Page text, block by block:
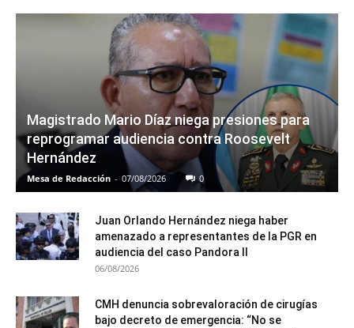
Magistrado Mario Díaz niega presiones para
reprogramar audiencia contra Roosevelt
Hernández
Mesa de Redacción - 07/08/2026 0
Juan Orlando Hernández niega haber
amenazado a representantes de la PGR en
audiencia del caso Pandora II
06/08/2026
CMH denuncia sobrevaloración de cirugías
bajo decreto de emergencia: “No se